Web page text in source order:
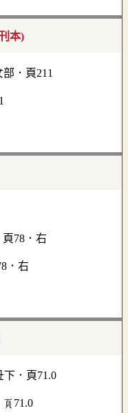
本)
．右
71.0